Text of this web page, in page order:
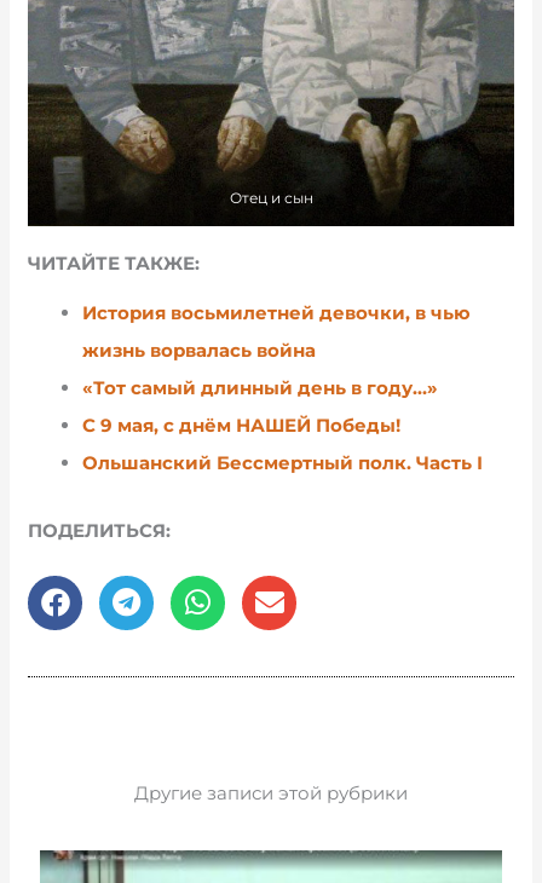
Отец и сын
ЧИТАЙТЕ ТАКЖЕ:
История восьмилетней девочки, в чью
жизнь ворвалась война
«Тот самый длинный день в году…»
С 9 мая, с днём НАШЕЙ Победы!
Ольшанский Бессмертный полк. Часть І
ПОДЕЛИТЬСЯ:
Другие записи этой рубрики